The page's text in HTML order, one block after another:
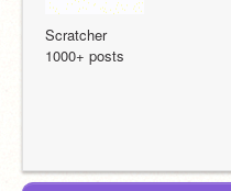
Scratcher
1000+ posts